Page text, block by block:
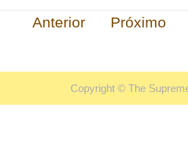
Anterior Próximo
Copyright © The